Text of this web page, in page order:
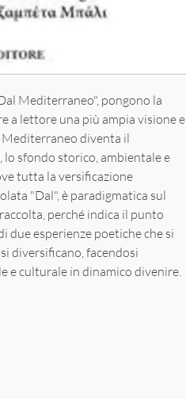
Mediterraneo", pongono la
a lettore una più ampia visione e
diventa il
sfondo storico, ambientale e
tutta la versificazione
"Dal", è paradigmatica sul
perché indica il punto
due esperienze poetiche che si
diversificano, facendosi
e culturale in dinamico divenire.